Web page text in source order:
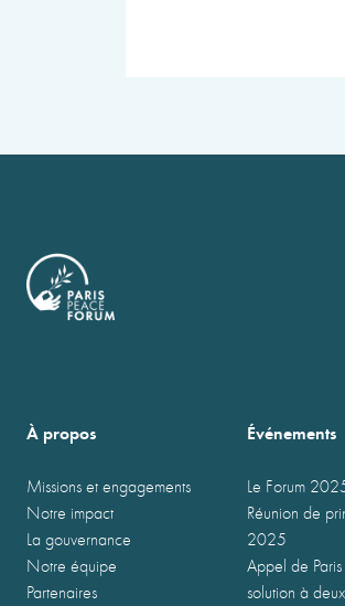
À propos
Missions et engagements
Notre impact
La gouvernance
Notre équipe
Partenaires
Événements
Le Forum
Réunion de
2025
Appel de
solution à